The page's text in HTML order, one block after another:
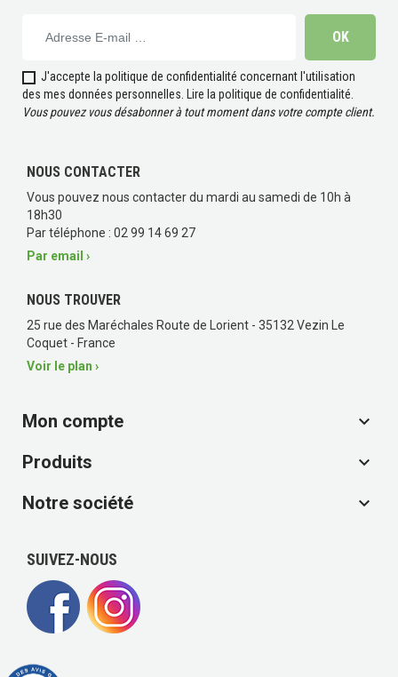
J'accepte la politique de confidentialité concernant l'utilisation
des mes données personnelles.
Lire la politique de confidentialité
Vous pouvez vous désabonner à tout moment dans votre compte client.
NOUS CONTACTER
Vous pouvez nous contacter du mardi au samedi de 10h à
18h30
Par téléphone : 02 99 14 69 27
Par email ›
NOUS TROUVER
25 rue des Maréchales Route de Lorient - 35132 Vezin Le
Coquet - France
Voir le plan ›
Mon compte

Produits

Notre société

SUIVEZ-NOUS